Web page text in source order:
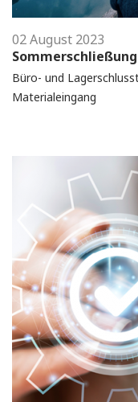
02 August 2023
Sommerschließung
Büro- und
Materialeingang